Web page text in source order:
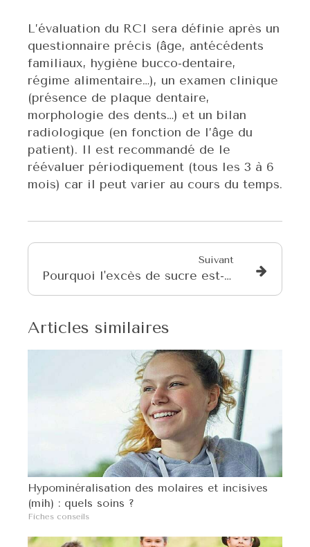
L’évaluation du RCI sera définie après un
questionnaire précis (âge, antécédents
familiaux, hygiène bucco-dentaire,
régime alimentaire…), un examen clinique
(présence de plaque dentaire,
morphologie des dents…) et un bilan
radiologique (en fonction de l’âge du
patient). Il est recommandé de le
réévaluer périodiquement (tous les 3 à 6
mois) car il peut varier au cours du temps.
Suivant
Pourquoi l'excès de sucre est-il mauvais pour les dents ?
Articles similaires
Hypominéralisation des molaires et incisives
(mih) : quels soins ?
Fiches conseils